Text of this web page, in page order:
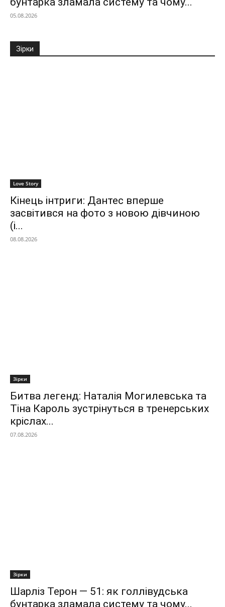
05.08.2026
Зірки
Love Story
Кінець інтриги: Дантес вперше
засвітився на фото з новою дівчиною
(і...
08.08.2026
Зірки
Битва легенд: Наталія Могилевська та
Тіна Кароль зустрінуться в тренерських
кріслах...
07.08.2026
Зірки
Шарліз Терон — 51: як голлівудська
бунтарка зламала систему та чому...